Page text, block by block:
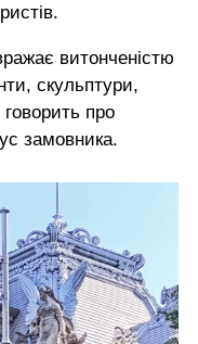
витонченістю
скульптури,
про
замовника.